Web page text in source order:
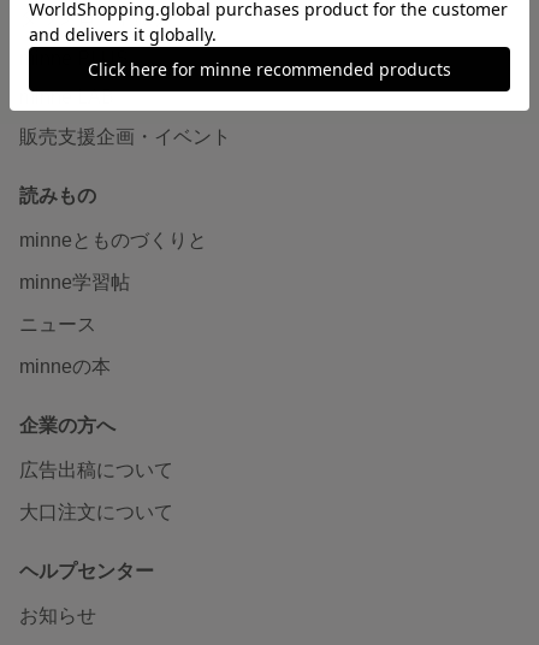
ダウンロード販売
minne PLUS
minne LAB
販売支援企画・イベント
読みもの
minneとものづくりと
minne学習帖
ニュース
minneの本
企業の方へ
広告出稿について
大口注文について
ヘルプセンター
お知らせ